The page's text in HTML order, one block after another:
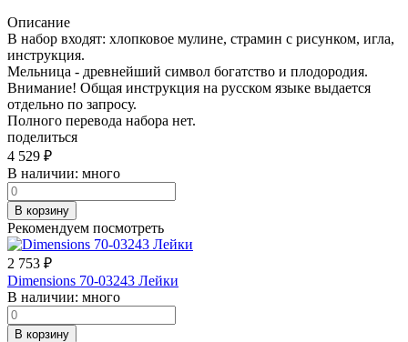
Описание
В набор входят: хлопковое мулине, страмин с рисунком, игла,
инструкция.
Мельница - древнейший символ богатство и плодородия.
Внимание! Общая инструкция на русском языке выдается
отдельно по запросу.
Полного перевода набора нет.
поделиться
4 529 ₽
В наличии: много
В корзину
Рекомендуем посмотреть
2 753 ₽
Dimensions 70-03243 Лейки
В наличии: много
В корзину